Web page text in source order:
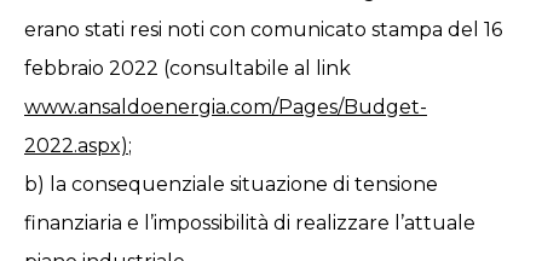
erano stati resi noti con comunicato stampa del 16
febbraio 2022 (consultabile al link
www.ansaldoenergia.com/Pages/Budget-
2022.aspx);
b) la consequenziale situazione di tensione
finanziaria e l’impossibilità di realizzare l’attuale